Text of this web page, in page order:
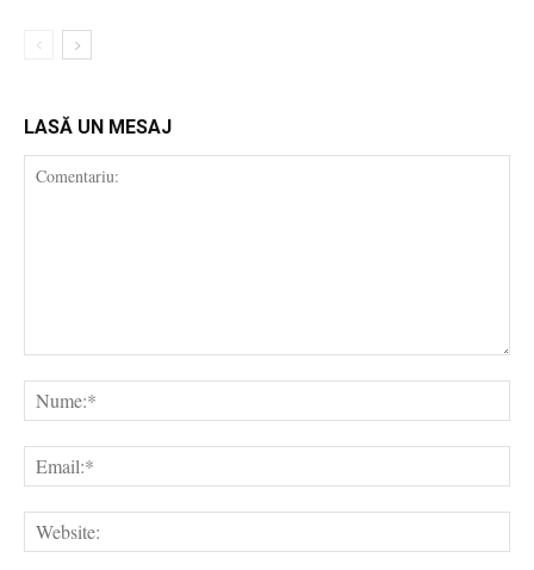
LASĂ UN MESAJ